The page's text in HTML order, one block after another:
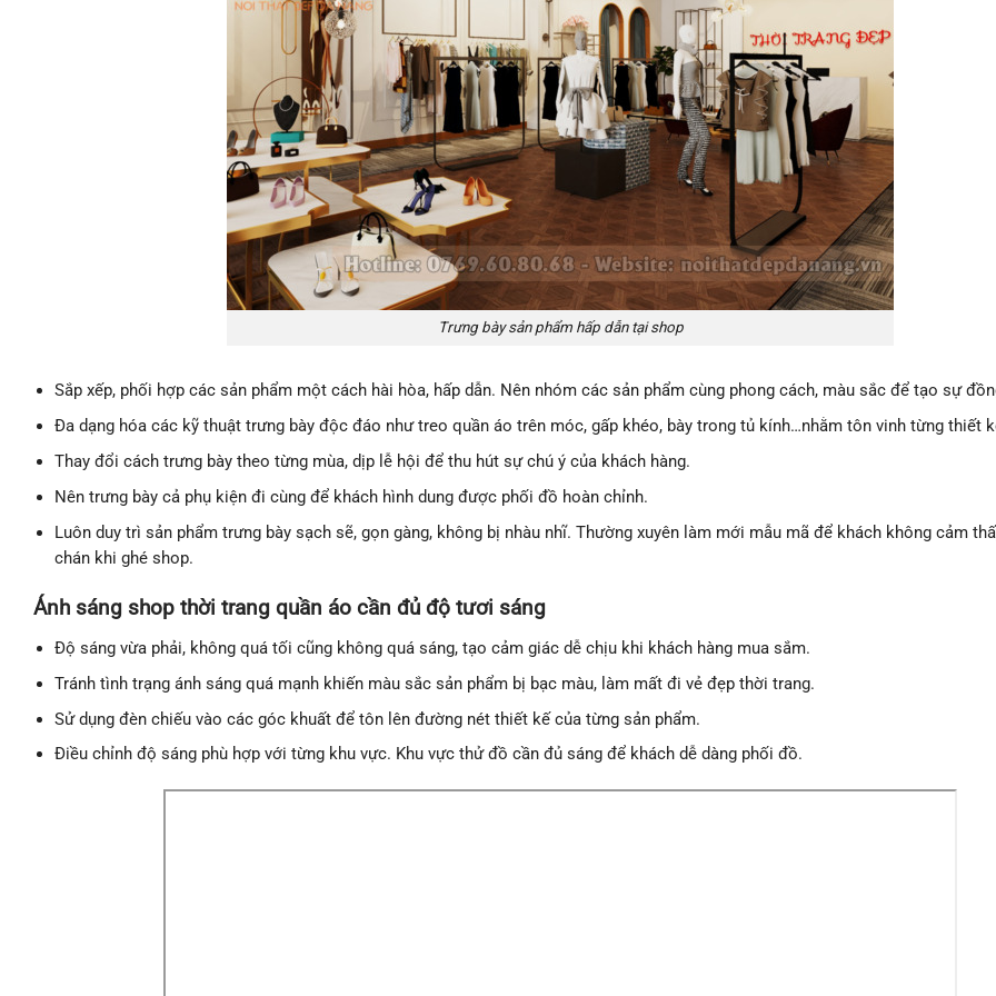
Trưng bày sản phẩm hấp dẫn tại shop
Sắp xếp, phối hợp các sản phẩm một cách hài hòa, hấp dẫn. Nên nhóm các sản phẩm cùng phong cách, màu sắc để tạo sự
Đa dạng hóa các kỹ thuật trưng bày độc đáo như treo quần áo trên móc, gấp khéo, bày trong tủ kính…nhằm tôn vinh từng thiết
Thay đổi cách trưng bày theo từng mùa, dịp lễ hội để thu hút sự chú ý của khách hàng.
Nên trưng bày cả phụ kiện đi cùng để khách hình dung được phối đồ hoàn chỉnh.
Luôn duy trì sản phẩm trưng bày sạch sẽ, gọn gàng, không bị nhàu nhĩ. Thường xuyên làm mới mẫu mã để khách không cảm
chán khi ghé shop.
Ánh sáng shop thời trang quần áo cần đủ độ tươi sáng
Độ sáng vừa phải, không quá tối cũng không quá sáng, tạo cảm giác dễ chịu khi khách hàng mua sắm.
Tránh tình trạng ánh sáng quá mạnh khiến màu sắc sản phẩm bị bạc màu, làm mất đi vẻ đẹp thời trang.
Sử dụng đèn chiếu vào các góc khuất để tôn lên đường nét thiết kế của từng sản phẩm.
Điều chỉnh độ sáng phù hợp với từng khu vực. Khu vực thử đồ cần đủ sáng để khách dễ dàng phối đồ.